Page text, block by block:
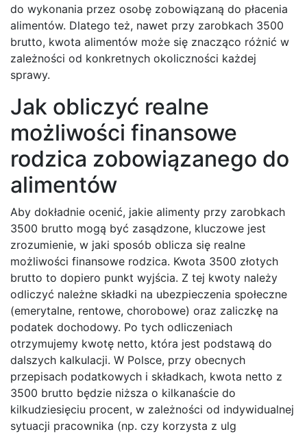
do wykonania przez osobę zobowiązaną do płacenia
alimentów. Dlatego też, nawet przy zarobkach 3500
brutto, kwota alimentów może się znacząco różnić w
zależności od konkretnych okoliczności każdej
sprawy.
Jak obliczyć realne
możliwości finansowe
rodzica zobowiązanego do
alimentów
Aby dokładnie ocenić, jakie alimenty przy zarobkach
3500 brutto mogą być zasądzone, kluczowe jest
zrozumienie, w jaki sposób oblicza się realne
możliwości finansowe rodzica. Kwota 3500 złotych
brutto to dopiero punkt wyjścia. Z tej kwoty należy
odliczyć należne składki na ubezpieczenia społeczne
(emerytalne, rentowe, chorobowe) oraz zaliczkę na
podatek dochodowy. Po tych odliczeniach
otrzymujemy kwotę netto, która jest podstawą do
dalszych kalkulacji. W Polsce, przy obecnych
przepisach podatkowych i składkach, kwota netto z
3500 brutto będzie niższa o kilkanaście do
kilkudziesięciu procent, w zależności od indywidualnej
sytuacji pracownika (np. czy korzysta z ulg